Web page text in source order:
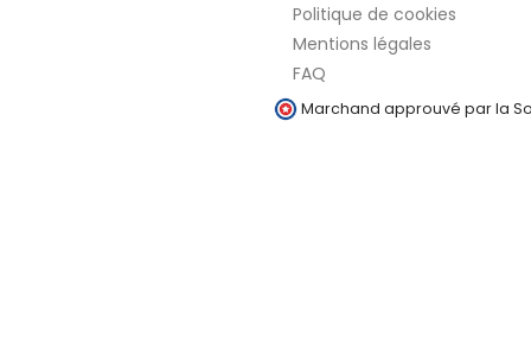
Politique de cookies
Mentions légales
FAQ
Marchand approuvé par la